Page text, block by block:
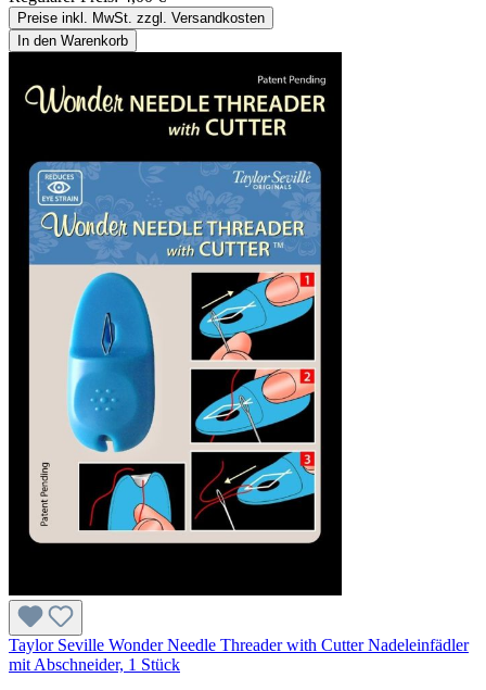
Preise inkl. MwSt. zzgl. Versandkosten
In den Warenkorb
Taylor Seville Wonder Needle Threader with Cutter Nadeleinfädler
mit Abschneider, 1 Stück